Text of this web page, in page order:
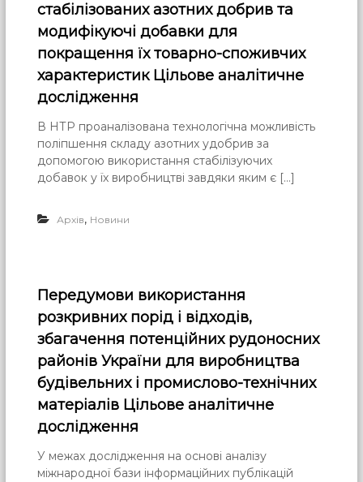
стабілізованих азотних добрив та
модифікуючі добавки для
покращення їх товарно-споживчих
характеристик Цільове аналітичне
дослідження
В НТР проаналізована технологічна можливість
поліпшення складу азотних удобрив за
допомогою використання стабілізуючих
добавок у їх виробництві завдяки яким є […]
Архів, Новини
Передумови використання
розкривних порід і відходів,
збагачення потенційних рудоносних
районів України для виробництва
будівельних і промислово-технічних
матеріалів Цільове аналітичне
дослідження
У межах дослідження на основі аналізу
міжнародної бази інформаційних публікацій